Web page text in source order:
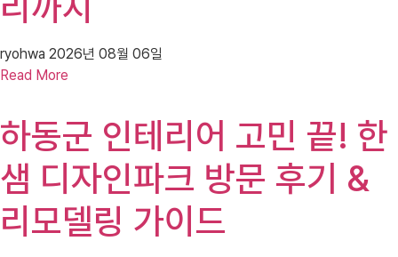
ryohwa 2026년 08월 06일
Read More
하동군 인테리어 고민 끝! 한
샘 디자인파크 방문 후기 &
리모델링 가이드